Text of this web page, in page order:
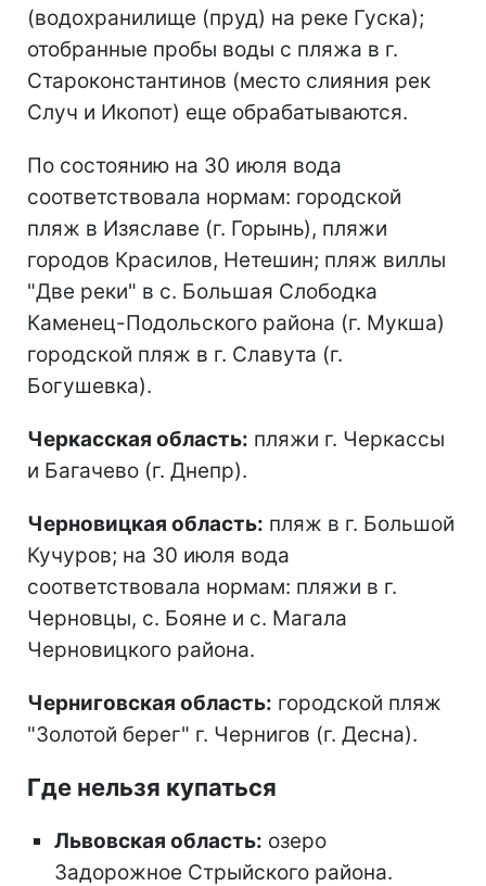
(водохранилище (пруд) на реке Гуска);
отобранные пробы воды с пляжа в г.
Староконстантинов (место слияния рек
Случ и Икопот) еще обрабатываются.
По состоянию на 30 июля вода
соответствовала нормам: городской
пляж в Изяславе (г. Горынь), пляжи
городов Красилов, Нетешин; пляж виллы
"Две реки" в с. Большая Слободка
Каменец-Подольского района (г. Мукша)
городской пляж в г. Славута (г.
Богушевка).
Черкасская область: пляжи г. Черкассы
и Багачево (г. Днепр).
Черновицкая область: пляж в г. Большой
Кучуров; на 30 июля вода
соответствовала нормам: пляжи в г.
Черновцы, с. Бояне и с. Магала
Черновицкого района.
Черниговская область: городской пляж
"Золотой берег" г. Чернигов (г. Десна).
Где нельзя купаться
Львовская область: озеро
Задорожное Стрыйского района.